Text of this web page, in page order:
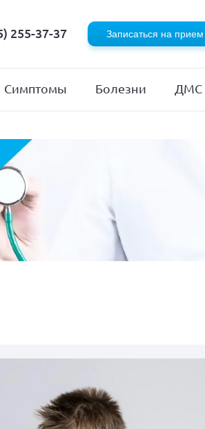
255-37-37 Записаться на прием
Хирургия
Эндокринология
Симптомы Болезни ДМС